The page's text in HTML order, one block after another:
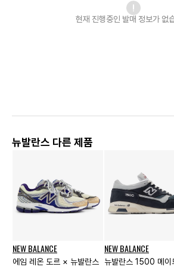
현재 진행중인 발매 정보가 없
뉴발란스 다른 제품
NEW BALANCE
에임 레온 도르 × 뉴발란스
NEW BALANCE
뉴발란스 1500 메이